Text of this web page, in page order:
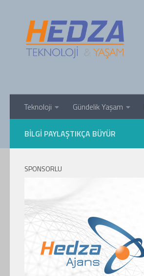
Teknoloji Gündelik Yaşam
BILGI PAYLAŞTIKÇA BÜYÜR
SPONSORLU